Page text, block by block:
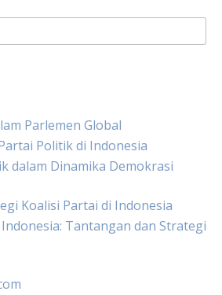
Parlemen Global
Politik di Indonesia
dalam Dinamika Demokrasi
Koalisi Partai di Indonesia
Tantangan dan Strategi